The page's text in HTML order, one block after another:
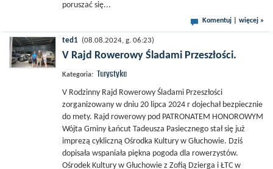
poruszać się...
Komentuj więcej »
ted1 (08.08.2024, g. 06:23)
V Rajd Rowerowy Śladami Przeszłości.
Kategoria: Turystyka
V Rodzinny Rajd Rowerowy Śladami Przeszłości
zorganizowany w dniu 20 lipca 2024 r dojechał bezpiecznie
do mety. Rajd rowerowy pod PATRONATEM HONOROWYM
Wójta Gminy Łańcut Tadeusza Pasiecznego stał się już
imprezą cykliczną Ośrodka Kultury w Głuchowie. Dziś
dopisała wspaniała piękna pogoda dla rowerzystów.
Ośrodek Kultury w Głuchowie z Zofią Dzierga i ŁTC w